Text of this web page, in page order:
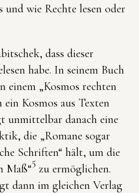
und wie Rechte lesen oder
dass dieser
habe. In seinem Buch
einem „Kosmos rechten
Kosmos aus Texten
unmittelbar danach eine
die „Romane sogar
Schriften“ hält, um die
Maß“5 zu ermöglichen.
dann im gleichen Verlag